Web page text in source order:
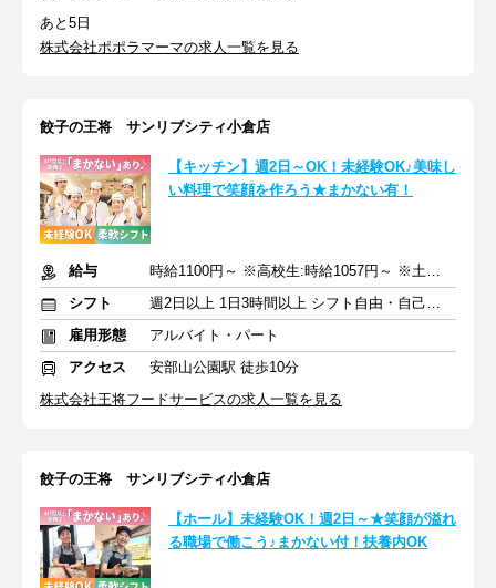
あと5日
株式会社ポポラマーマの求人一覧を見る
餃子の王将 サンリブシティ小倉店
【キッチン】週2日～OK！未経験OK♪美味し
い料理で笑顔を作ろう★まかない有！
給与
時給1100円～ ※高校生:時給1057円～ ※土日祝+50円
シフト
週2日以上 1日3時間以上 シフト自由・自己申告
雇用形態
アルバイト・パート
アクセス
安部山公園駅 徒歩10分
株式会社王将フードサービスの求人一覧を見る
餃子の王将 サンリブシティ小倉店
【ホール】未経験OK！週2日～★笑顔が溢れ
る職場で働こう♪まかない付！扶養内OK